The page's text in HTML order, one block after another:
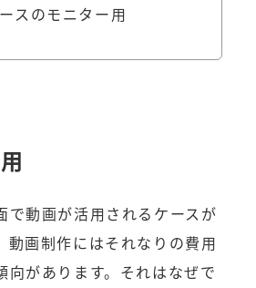
スのモニター用
で動画が活用されるケースが
動画制作にはそれなりの費用
向があります。それはなぜで